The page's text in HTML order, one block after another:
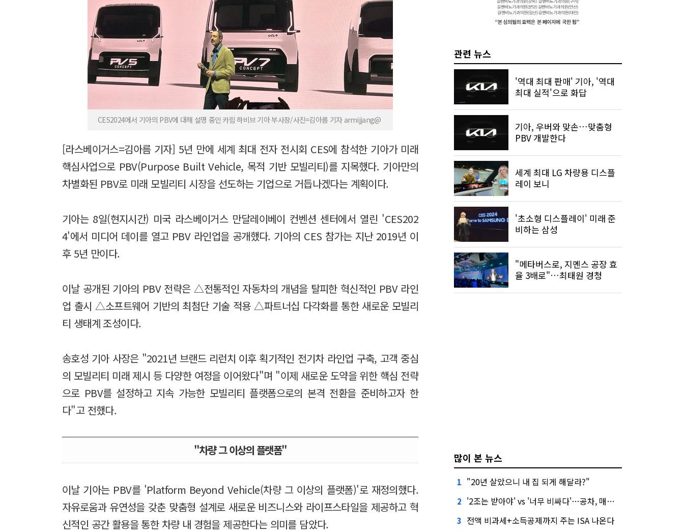
CES2024에서 기아의 PBV에 대해 설명 중인 카림 하비브 기아 부사장/사진=김아름 기자 armijjang@
[라스베이거스=김아름 기자] 5년 만에 세계 최대 전자 전시회 CES에 참석한 기아가 미래
핵심사업으로 PBV(Purpose Built Vehicle, 목적 기반 모빌리티)를 지목했다. 기아만의
차별화된 PBV로 미래 모빌리티 시장을 선도하는 기업으로 거듭나겠다는 계획이다.
기아는 8일(현지시간) 미국 라스베이거스 만달레이베이 컨벤션 센터에서 열린 'CES202
4'에서 미디어 데이를 열고 PBV 라인업을 공개했다. 기아의 CES 참가는 지난 2019년 이
후 5년 만이다.
이날 공개된 기아의 PBV 전략은 △전통적인 자동차의 개념을 탈피한 혁신적인 PBV 라인
업 출시 △소프트웨어 기반의 최첨단 기술 적용 △파트너십 다각화를 통한 새로운 모빌리
티 생태계 조성이다.
송호성 기아 사장은 "2021년 브랜드 리런치 이후 획기적인 전기차 라인업 구축, 고객 중심
의 모빌리티 미래 제시 등 다양한 여정을 이어왔다"며 "이제 새로운 도약을 위한 핵심 전략
으로 PBV를 설정하고 지속 가능한 모빌리티 플랫폼으로의 본격 전환을 준비하고자 한
다"고 전했다.
"차량 그 이상의 플랫폼"
이날 기아는 PBV를 'Platform Beyond Vehicle(차량 그 이상의 플랫폼)'로 재정의했다.
자유로움과 유연성을 갖춘 맞춤형 설계로 새로운 비즈니스와 라이프스타일을 제공하고 혁
신적인 공간 활용을 통한 차량 내 경험을 제공한다는 의미를 담았다.
관련 뉴스
'역대 최대 판매' 기아, '역대
최대 실적'으로 화답
기아, 우버와 맞손…맞춤형
PBV 개발한다
세계 최대 LG 차량용 디스플
레이 보니
'초소형 디스플레이' 미래 준
비하는 삼성
"메타버스로, 지멘스 공장 효
율 3배로"…최태원 경청
많이 본 뉴스
1 "20년 살았으니 내 집 되게 해달라?"
2 '2조는 받아야' vs '너무 비싸다'…공차, 매각 성공할까
3 전액 비과세+소득공제까지 주는 ISA 나온다